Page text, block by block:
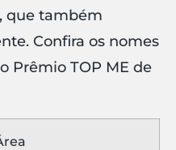
que também
Confira os nomes
Prêmio TOP ME de